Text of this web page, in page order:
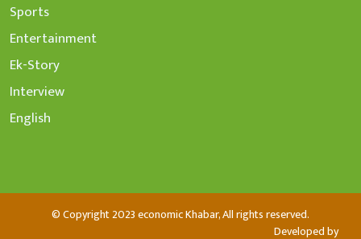
Sports
Entertainment
Ek-Story
Interview
English
© Copyright 2023 economic Khabar, All rights reserved.
Developed by